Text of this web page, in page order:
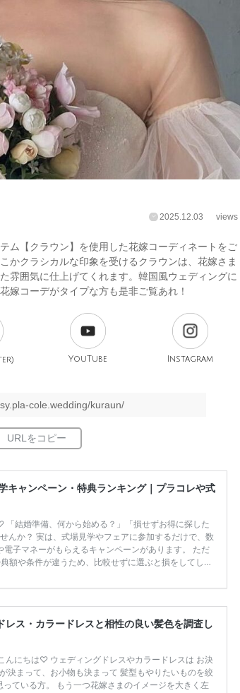
2025.12.03 views
ム【クラウン】を使用した花嫁コーディネートをご
かクラシカルな印象を受けるクラウンは、花嫁さま
雰囲気に仕上げてくれます。韓国風ウェディングに
嫁コーデがタイプな方も是非ご覧あれ！
YouTube Instagram
cole.wedding/kuraun/
キャンペーン・特典ランキング｜プラコレや式
「結婚準備、何から始める？」「損せずお得に探した
んか？ 実は、式場見学やフェアに参加するだけで、数
電子マネーがもらえるキャンペーンがあります。 ただ
額や条件が違うため、比較せずに選ぶと損をしてしま
グを公開！ 比較サイト：プラコレ、ゼクシィ、ハナユ
ウェディング診断」か、体験型 […]続きを読む
レス・カラードレスと相性の良い髪色を調査し
んにちは♡ ウェディングドレスやカラードレスは お決
決まって、お小物も決まって 髪型もやりたいものを絞
っている方。 もう一つ花嫁さまのイメージを大きく左